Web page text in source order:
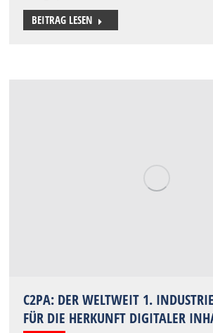
BEITRAG LESEN
C2PA: DER WELTWEIT 1.
FÜR DIE HERKUNFT DIGITALER